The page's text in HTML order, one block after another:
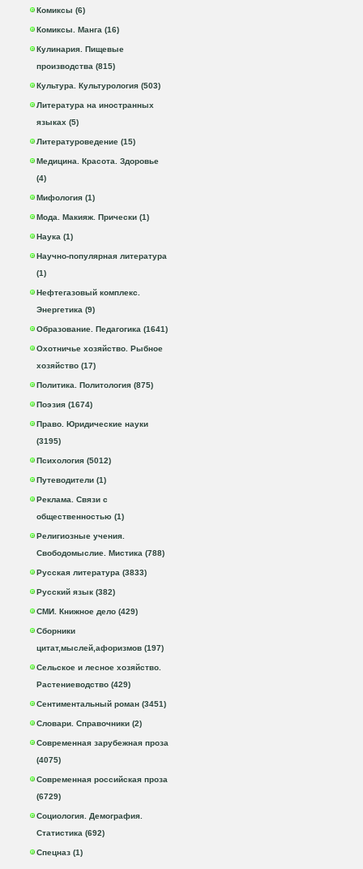
Комиксы (6)
Комиксы. Манга (16)
Кулинария. Пищевые
производства (815)
Культура. Культурология (503)
Литература на иностранных
языках (5)
Литературоведение (15)
Медицина. Красота. Здоровье
(4)
Мифология (1)
Мода. Макияж. Прически (1)
Наука (1)
Научно-популярная литература
(1)
Нефтегазовый комплекс.
Энергетика (9)
Образование. Педагогика (1641)
Охотничье хозяйство. Рыбное
хозяйство (17)
Политика. Политология (875)
Поэзия (1674)
Право. Юридические науки
(3195)
Психология (5012)
Путеводители (1)
Реклама. Связи с
общественностью (1)
Религиозные учения.
Свободомыслие. Мистика (788)
Русская литература (3833)
Русский язык (382)
СМИ. Книжное дело (429)
Сборники
цитат,мыслей,афоризмов (197)
Сельское и лесное хозяйство.
Растениеводство (429)
Сентиментальный роман (3451)
Словари. Справочники (2)
Современная зарубежная проза
(4075)
Современная российская проза
(6729)
Социология. Демография.
Статистика (692)
Спецназ (1)